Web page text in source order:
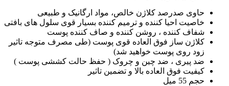
حاوی صدرصد کلاژن خالص، مواد ارگانیک و طبیعی
خاصیت احیا کننده و ترمیم کننده بسیار قوی سلول های بافتی
شفاف کننده ، روشن کننده و صاف کننده پوست
کلاژن ساز فوق العاده قوی پوست (طی مصرف متوجه تاثیر
زود روی پوست خواهید شد)
ضد پیری ، ضد چین و چروک ( حفظ حالت کششی پوست )
کیفیت فوق العاده بالا و تضمین تاثیر
حجم 55 میل